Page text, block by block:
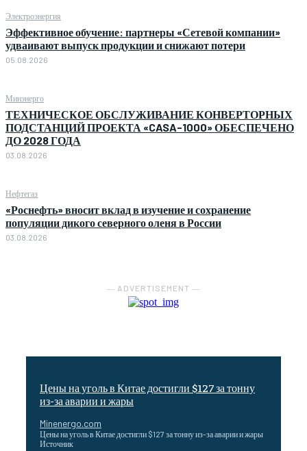
Электроэнергия
Эффективное обучение: партнеры «Сетевой компании»
удваивают выпуск продукции и снижают потери
05.08.2026
Минэнерго
ТЕХНИЧЕСКОЕ ОБСЛУЖИВАНИЕ КОНВЕРТОРНЫХ
ПОДСТАНЦИЙ ПРОЕКТА «CASA-1000» ОБЕСПЕЧЕНО
ДО 2028 ГОДА
03.08.2026
Нефтегаз
«Роснефть» вносит вклад в изучение и сохранение
популяции дикого северного оленя в России
03.08.2026
― ADVERTISEMENT ―
Цены на уголь в Китае достигли $127 за тонну
из-за аварии и жары
Minenergo.com
Цены на уголь в Китае достигли $127 за тонну из-за аварии и жары
Источник